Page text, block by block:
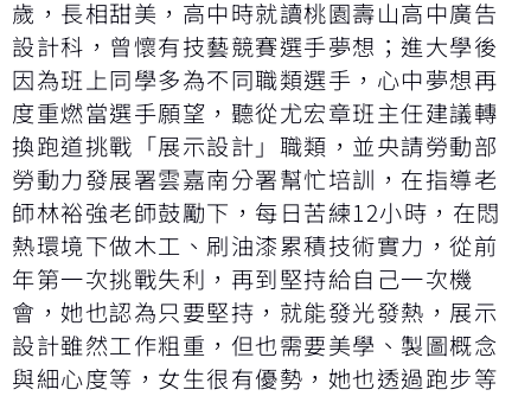
歲，長相甜美，高中時就讀桃園壽山高中廣告
設計科，曾懷有技藝競賽選手夢想；進大學後
因為班上同學多為不同職類選手，心中夢想再
度重燃當選手願望，聽從尤宏章班主任建議轉
換跑道挑戰「展示設計」職類，並央請勞動部
勞動力發展署雲嘉南分署幫忙培訓，在指導老
師林裕強老師鼓勵下，每日苦練12小時，在悶
熱環境下做木工、刷油漆累積技術實力，從前
年第一次挑戰失利，再到堅持給自己一次機
會，她也認為只要堅持，就能發光發熱，展示
設計雖然工作粗重，但也需要美學、製圖概念
與細心度等，女生很有優勢，她也透過跑步等